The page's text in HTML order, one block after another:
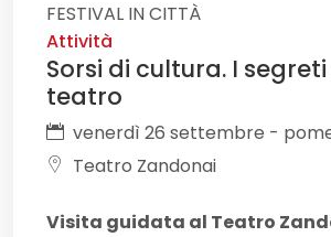
FESTIVAL IN CITTÀ
Attività
Sorsi di cultura. I
teatro
venerdì 26 settembre -
Teatro Zandonai
Visita guidata al Teatro